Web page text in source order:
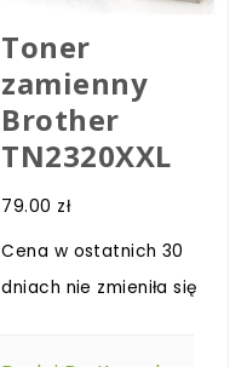
Toner
zamienny
Brother
TN2320XXL
79.00 zł
Cena w ostatnich 30
dniach nie zmieniła się